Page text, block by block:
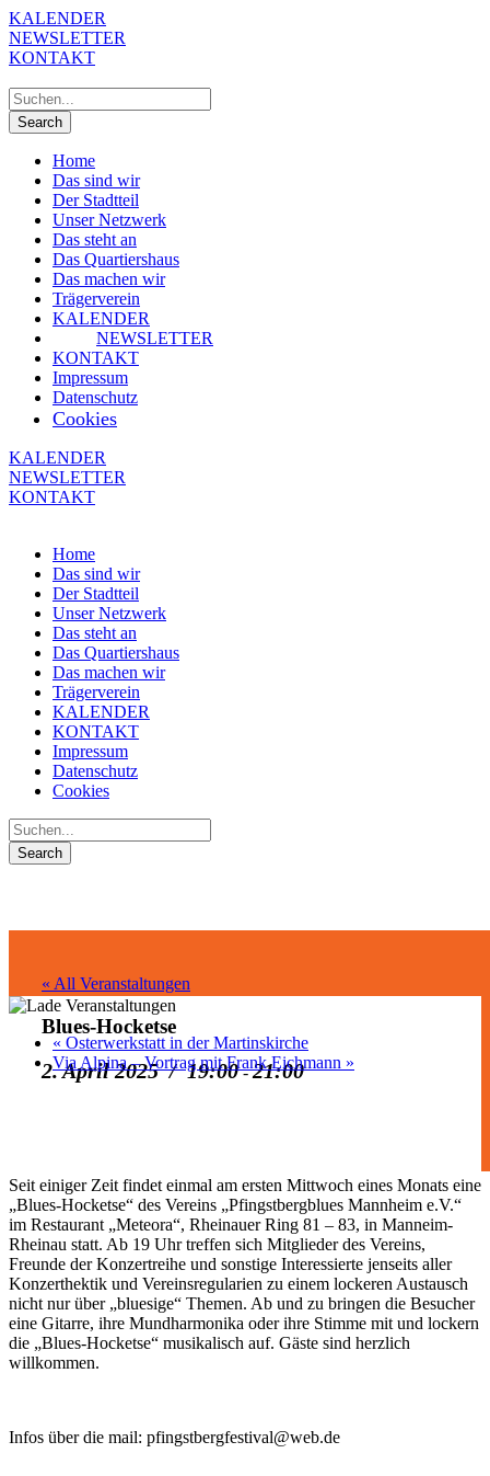
KALENDER
NEWSLETTER
KONTAKT
Home
Das sind wir
Der Stadtteil
Unser Netzwerk
Das steht an
Das Quartiershaus
Das machen wir
Trägerverein
KALENDER
NEWSLETTER
KONTAKT
Impressum
Datenschutz
Cookies
KALENDER
NEWSLETTER
KONTAKT
Home
Das sind wir
Der Stadtteil
Unser Netzwerk
Das steht an
Das Quartiershaus
Das machen wir
Trägerverein
KALENDER
KONTAKT
Impressum
Datenschutz
Cookies
« All Veranstaltungen
Blues-Hocketse
2. April 2025 / 19:00-21:00
« Osterwerkstatt in der Martinskirche
Via Alpina – Vortrag mit Frank Eichmann »
Seit einiger Zeit findet einmal am ersten Mittwoch eines Monats eine
„Blues-Hocketse“ des Vereins „Pfingstbergblues Mannheim e.V.“
im Restaurant „Meteora“, Rheinauer Ring 81 – 83, in Manneim-
Rheinau statt. Ab 19 Uhr treffen sich Mitglieder des Vereins,
Freunde der Konzertreihe und sonstige Interessierte jenseits aller
Konzerthektik und Vereinsregularien zu einem lockeren Austausch
nicht nur über „bluesige“ Themen. Ab und zu bringen die Besucher
eine Gitarre, ihre Mundharmonika oder ihre Stimme mit und lockern
die „Blues-Hocketse“ musikalisch auf. Gäste sind herzlich
willkommen.
Infos über die mail: pfingstbergfestival@web.de